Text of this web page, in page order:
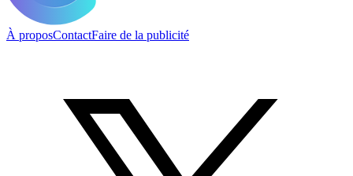
À proposContactFaire de la publicité